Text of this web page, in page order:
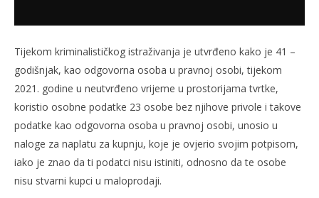
Tijekom kriminalističkog istraživanja je utvrđeno kako je 41 –
godišnjak, kao odgovorna osoba u pravnoj osobi, tijekom
2021. godine u neutvrđeno vrijeme u prostorijama tvrtke,
koristio osobne podatke 23 osobe bez njihove privole i takove
podatke kao odgovorna osoba u pravnoj osobi, unosio u
naloge za naplatu za kupnju, koje je ovjerio svojim potpisom,
iako je znao da ti podatci nisu istiniti, odnosno da te osobe
nisu stvarni kupci u maloprodaji.